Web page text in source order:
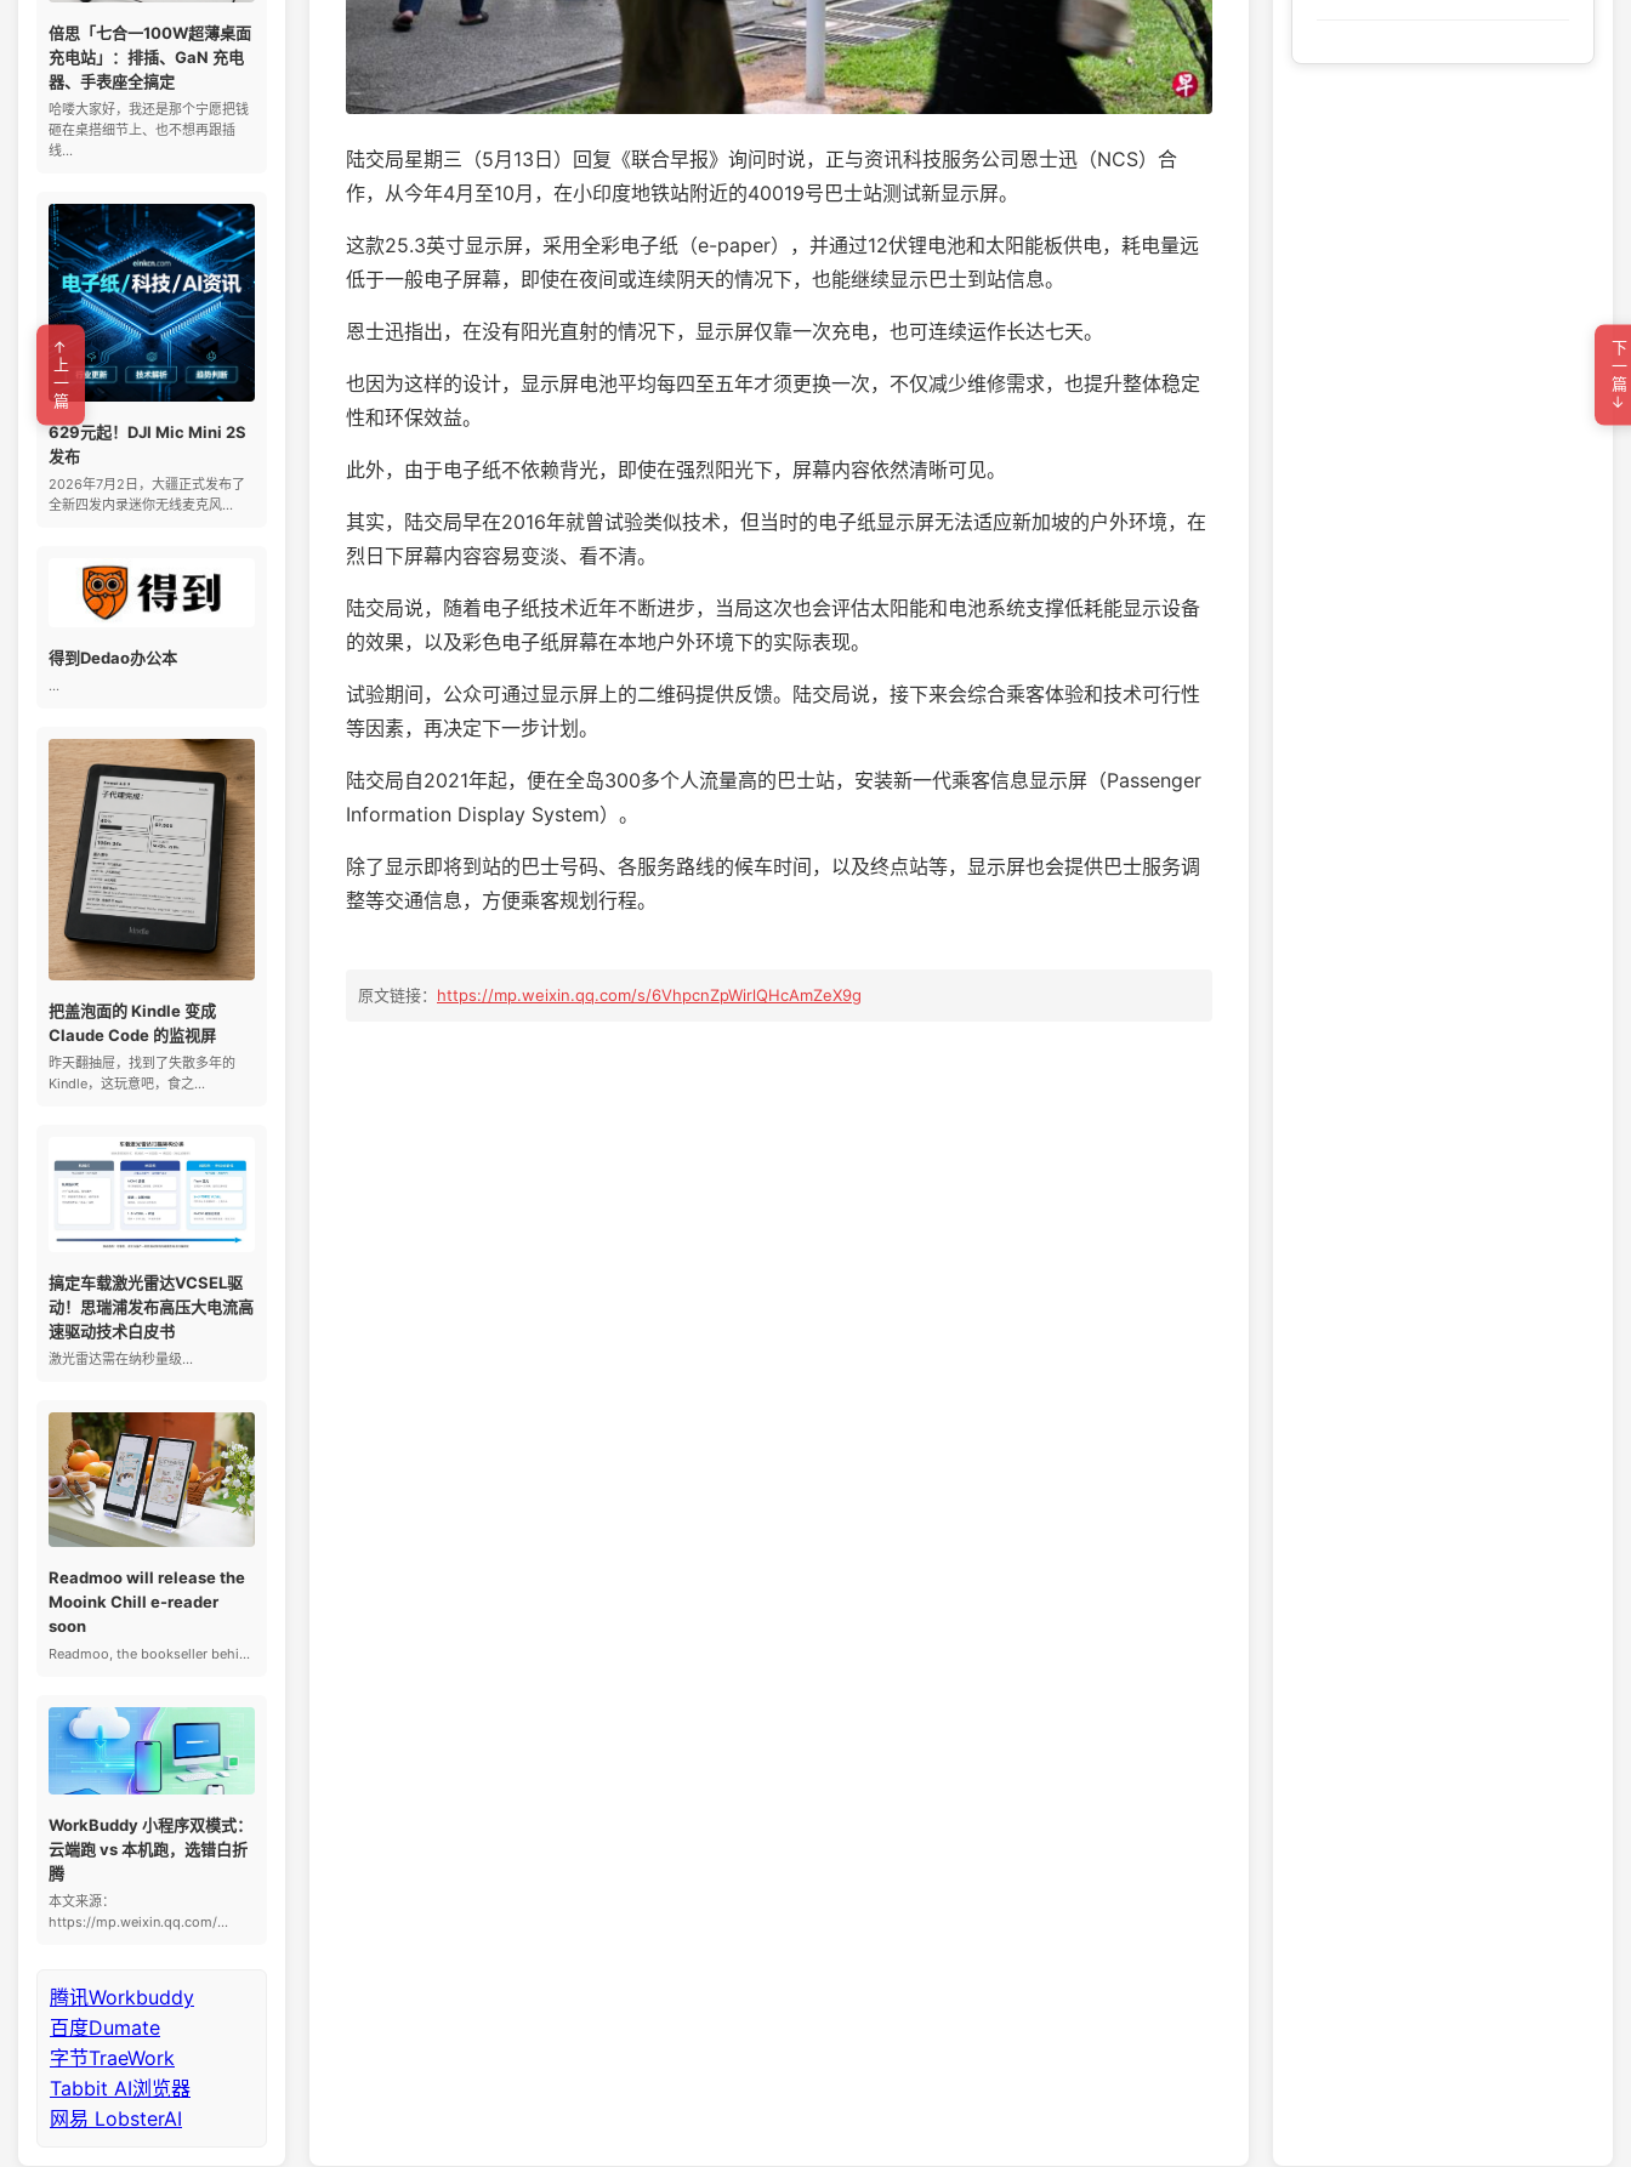
倍思「七合一100W超薄桌面
充电站」：排插、GaN 充电
器、手表座全搞定
哈喽大家好，我还是那个宁愿把钱
砸在桌搭细节上、也不想再跟插
线...
629元起！DJI Mic Mini 2S
发布
2026年7月2日，大疆正式发布了
全新四发内录迷你无线麦克风...
得到Dedao办公本
...
把盖泡面的 Kindle 变成
Claude Code 的监视屏
昨天翻抽屉，找到了失散多年的
Kindle，这玩意吧，食之...
搞定车载激光雷达VCSEL驱
动！思瑞浦发布高压大电流高
速驱动技术白皮书
激光雷达需在纳秒量级...
Readmoo will release the
Mooink Chill e-reader
soon
Readmoo, the bookseller behi...
WorkBuddy 小程序双模式：
云端跑 vs 本机跑，选错白折
腾
本文来源：
https://mp.weixin.qq.com/...
腾讯Workbuddy
百度Dumate
字节TraeWork
Tabbit AI浏览器
网易 LobsterAI
陆交局星期三（5月13日）回复《联合早报》询问时说，正与资讯科技服务公司恩士迅（NCS）合
作，从今年4月至10月，在小印度地铁站附近的40019号巴士站测试新显示屏。
这款25.3英寸显示屏，采用全彩电子纸（e-paper），并通过12伏锂电池和太阳能板供电，耗电量远
低于一般电子屏幕，即使在夜间或连续阴天的情况下，也能继续显示巴士到站信息。
恩士迅指出，在没有阳光直射的情况下，显示屏仅靠一次充电，也可连续运作长达七天。
也因为这样的设计，显示屏电池平均每四至五年才须更换一次，不仅减少维修需求，也提升整体稳定
性和环保效益。
此外，由于电子纸不依赖背光，即使在强烈阳光下，屏幕内容依然清晰可见。
其实，陆交局早在2016年就曾试验类似技术，但当时的电子纸显示屏无法适应新加坡的户外环境，在
烈日下屏幕内容容易变淡、看不清。
陆交局说，随着电子纸技术近年不断进步，当局这次也会评估太阳能和电池系统支撑低耗能显示设备
的效果，以及彩色电子纸屏幕在本地户外环境下的实际表现。
试验期间，公众可通过显示屏上的二维码提供反馈。陆交局说，接下来会综合乘客体验和技术可行性
等因素，再决定下一步计划。
陆交局自2021年起，便在全岛300多个人流量高的巴士站，安装新一代乘客信息显示屏（Passenger
Information Display System）。
除了显示即将到站的巴士号码、各服务路线的候车时间，以及终点站等，显示屏也会提供巴士服务调
整等交通信息，方便乘客规划行程。
原文链接： https://mp.weixin.qq.com/s/6VhpcnZpWirlQHcAmZeX9g
←上一篇 下一篇→